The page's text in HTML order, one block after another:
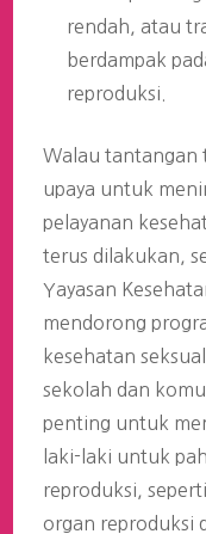
rendah, atau
berdampak
reproduksi.
Walau tantangan
upaya untuk
pelayanan
terus dilakukan,
Yayasan
mendorong
kesehatan
sekolah dan
penting untuk
laki-laki untuk
reproduksi,
organ reproduksi